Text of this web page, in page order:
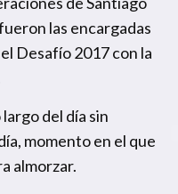
las encargadas
Desafío 2017 con la
del día sin
momento en el que
almorzar.